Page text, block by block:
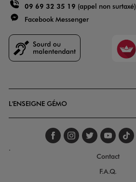
09 69 32 35 19 (appel non surtaxé)
Facebook Messenger
Faciliti
L'ENSEIGNE GÉMO
Suivez-
Suivez-
.
Contact
F.A.Q.